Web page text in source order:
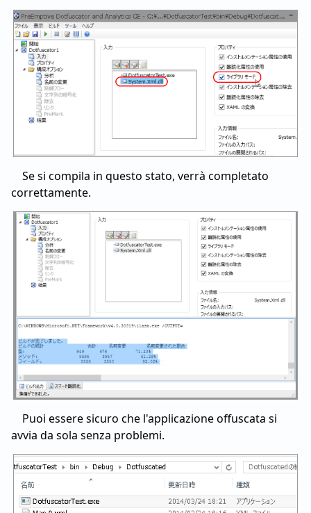
Se si compila in questo stato, verrà completato
correttamente.
Puoi essere sicuro che l'applicazione offuscata si
avvia da sola senza problemi.